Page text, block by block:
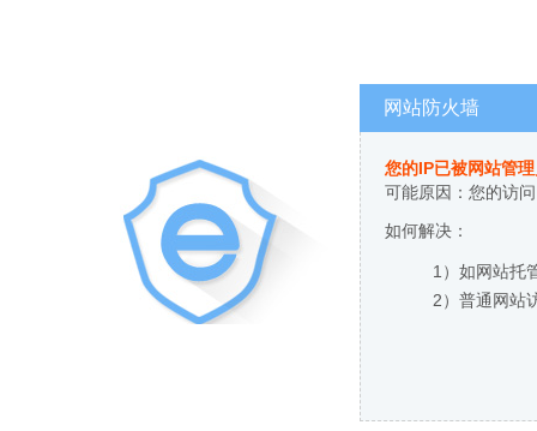
网站防火墙
您的IP已被网站管
可能原因：您的访
如何解决：
1）如网站托
2）普通网站